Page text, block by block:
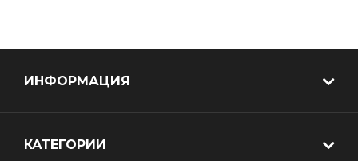
ИНФОРМАЦИЯ
КАТЕГОРИИ